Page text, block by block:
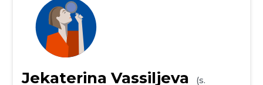
Jekaterina Vassiljeva (s.